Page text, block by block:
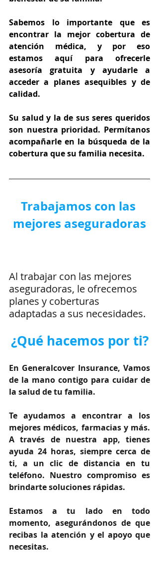
Sabemos lo importante que es
encontrar la mejor cobertura de
atención médica, y por eso
estamos aquí para ofrecerle
asesoría gratuita y ayudarle a
acceder a planes asequibles y de
calidad.
Su salud y la de sus seres queridos
son nuestra prioridad. Permítanos
acompañarle en la búsqueda de la
cobertura que su familia necesita.
Trabajamos con las
mejores aseguradoras
Al trabajar con las mejores
aseguradoras, le ofrecemos
planes y coberturas
adaptadas a sus necesidades.
¿Qué hacemos por ti?
En Generalcover Insurance, Vamos
de la mano contigo para cuidar de
la salud de tu familia.
Te ayudamos a encontrar a los
mejores médicos, farmacias y más.
A través de nuestra app, tienes
ayuda 24 horas, siempre cerca de
ti, a un clic de distancia en tu
teléfono. Nuestro compromiso es
brindarte soluciones rápidas.
Estamos a tu lado en todo
momento, asegurándonos de que
recibas la atención y el apoyo que
necesitas.